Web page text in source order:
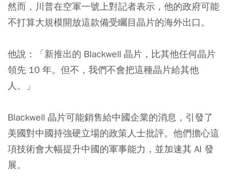
然而，川普在空軍一號上對記者表示，他的政府可能
不打算大規模開放這款備受矚目晶片的海外出口。
他說：「新推出的 Blackwell 晶片，比其他任何晶片
領先 10 年。但不，我們不會把這種晶片給其他
人。」
Blackwell 晶片可能銷售給中國企業的消息，引發了
美國對中國持強硬立場的政策人士批評。他們擔心這
項技術會大幅提升中國的軍事能力，並加速其 AI 發
展。